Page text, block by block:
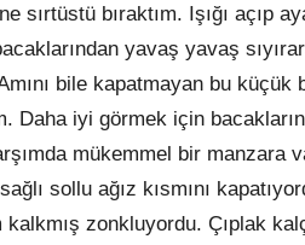
sırtüstü bıraktım. Işığı açıp
yavaş yavaş
bile kapatmayan bu küçük
Daha iyi görmek için
mükemmel bir manzara
sollu ağız kısmını
zonkluyordu. Çıplak